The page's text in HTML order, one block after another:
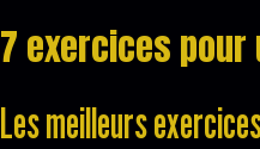
7 exercices
Les meilleurs